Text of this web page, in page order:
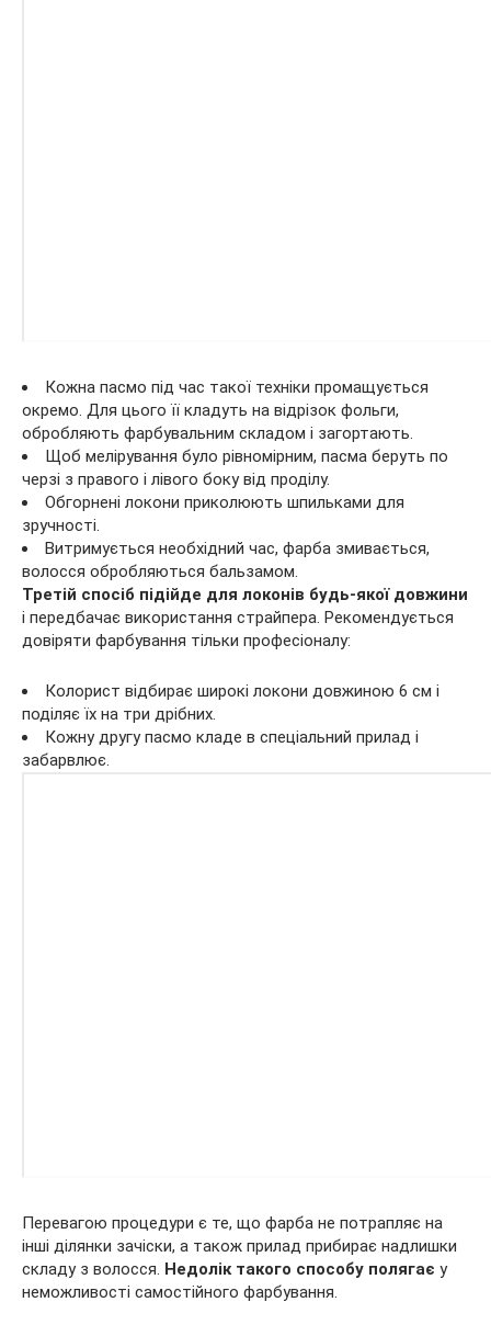
Кожна пасмо під час такої техніки промащується
окремо. Для цього її кладуть на відрізок фольги,
обробляють фарбувальним складом і загортають.
Щоб мелірування було рівномірним, пасма беруть по
черзі з правого і лівого боку від проділу.
Обгорнені локони приколюють шпильками для
зручності.
Витримується необхідний час, фарба змивається,
волосся обробляються бальзамом.
Третій спосіб підійде для локонів будь-якої довжини
і передбачає використання страйпера. Рекомендується
довіряти фарбування тільки професіоналу:
Колорист відбирає широкі локони довжиною 6 см і
поділяє їх на три дрібних.
Кожну другу пасмо кладе в спеціальний прилад і
забарвлює.
Перевагою процедури є те, що фарба не потрапляє на
інші ділянки зачіски, а також прилад прибирає надлишки
складу з волосся. Недолік такого способу полягає у
неможливості самостійного фарбування.